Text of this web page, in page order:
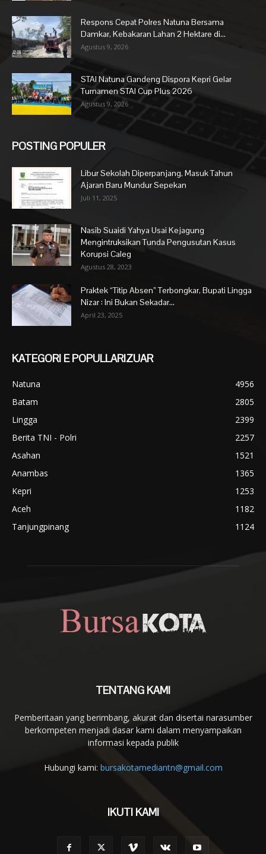
Respons Cepat Polres Natuna Bersama
Damkar, Kebakaran Lahan 2 Hektare di...
Agustus 9, 2026
STAI Natuna Gandeng Dispora Kepri Gelar
Turnamen STAI Cup Plus 2026
Agustus 9, 2026
POSTING POPULER
Libur Sekolah Diperpanjang, Masuk Tahun
Ajaran Baru Mundur Sepekan
Juli 11, 2025
Nasib Suaidi Yahya Usai Kejagung
Mengintruksikan Tunda Pengusutan Kasus
Korupsi Caleg
Agustus 28, 2023
Praktek “Titip Absen” Terbongkar, Bupati Lingga
Nizar : Ini Bukan Sekadar...
April 23, 2025
KATEGORI E POPULLARIZUAR
Natuna
4956
Batam
2805
Lingga
2399
Berita TNI - Polri
2257
Asahan
1521
Anambas
1365
Kepri
1253
Aceh
1182
Tanjungpinang
1124
TENTANG KAMI
Pemberitaan yang berimbang, akurat dan disertai narasumber
berkompeten menjadi dasar kami dalam menyampaikan
informasi kepada publik
Hubungi kami: bursakotamediantn@gmail.com
IKUTI KAMI